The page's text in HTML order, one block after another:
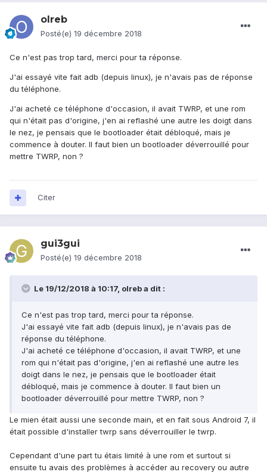
olreb
Posté(e) 19 décembre 2018
Ce n'est pas trop tard, merci pour ta réponse.
J'ai essayé vite fait adb (depuis linux), je n'avais pas de réponse
du téléphone.
J'ai acheté ce téléphone d'occasion, il avait TWRP, et une rom
qui n'était pas d'origine, j'en ai reflashé une autre les doigt dans
le nez, je pensais que le bootloader était débloqué, mais je
commence à douter. Il faut bien un bootloader déverrouillé pour
mettre TWRP, non ?
Citer
gui3gui
Posté(e) 19 décembre 2018
Le 19/12/2018 à 10:17, olreba dit :
Ce n'est pas trop tard, merci pour ta réponse.
J'ai essayé vite fait adb (depuis linux), je n'avais pas de
réponse du téléphone.
J'ai acheté ce téléphone d'occasion, il avait TWRP, et une
rom qui n'était pas d'origine, j'en ai reflashé une autre les
doigt dans le nez, je pensais que le bootloader était
débloqué, mais je commence à douter. Il faut bien un
bootloader déverrouillé pour mettre TWRP, non ?
Le mien était aussi une seconde main, et en fait sous Android 7, il
était possible d'installer twrp sans déverrouiller le twrp.
Cependant d'une part tu étais limité à une rom et surtout si
ensuite tu avais des problèmes à accéder au recovery ou autre